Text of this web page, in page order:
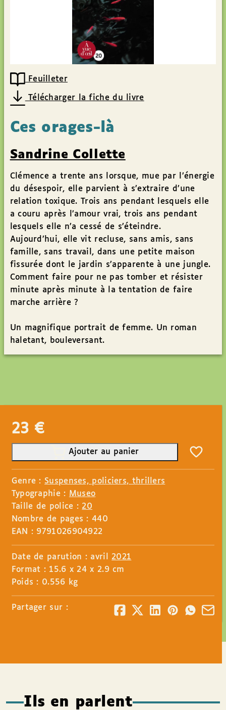
Feuilleter
Télécharger la fiche du livre
Ces orages-là
Sandrine Collette
Clémence a trente ans lorsque, mue par l’énergie
du désespoir, elle parvient à s’extraire d’une
relation toxique. Trois ans pendant lesquels elle
a couru après l’amour vrai, trois ans pendant
lesquels elle n’a cessé de s’éteindre.
Aujourd’hui, elle vit recluse, sans amis, sans
famille, sans travail, dans une petite maison
fissurée dont le jardin s’apparente à une jungle.
Comment faire pour ne pas tomber et résister
minute après minute à la tentation de faire
marche arrière ?
Un magnifique portrait de femme. Un roman
haletant, bouleversant.
23 €
Ajouter au panier
Genre : Suspenses, policiers, thrillers
Typographie : Museo
Taille de police : 20
Nombre de pages : 440
EAN : 9791026904922
Date de parution : avril 2021
Format : 15.6 x 24 x 2.9 cm
Poids : 0.556 kg
Partager sur :
Ils en parlent